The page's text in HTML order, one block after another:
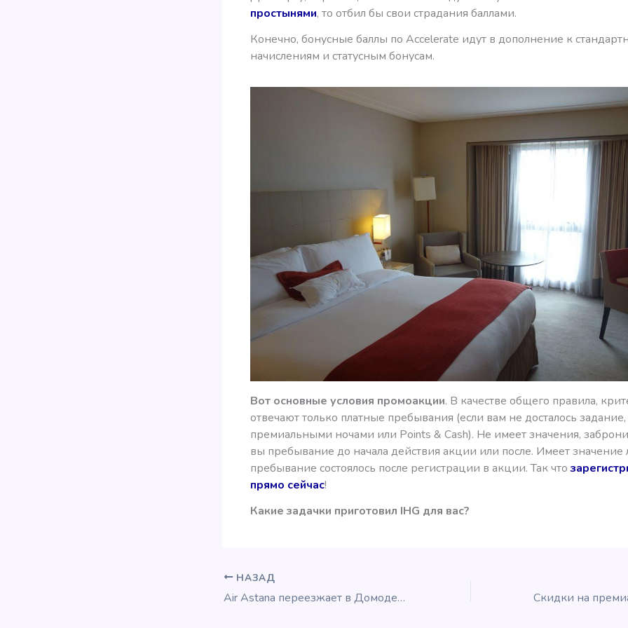
простынями, то отбил бы свои страдания баллами.
Конечно, бонусные баллы по Accelerate идут в дополнение к
начислениям и статусным бонусам.
Вот основные условия промоакции. В качестве общего правила,
отвечают только платные пребывания (если вам не досталось задание,
премиальными ночами или Points & Cash). Не имеет значения,
вы пребывание до начала действия акции или после. Имеет значение
пребывание состоялось после регистрации в акции. Так что
прямо сейчас!
Какие задачки приготовил IHG для вас?
НАЗАД
Air Astana переезжает в Домодедово